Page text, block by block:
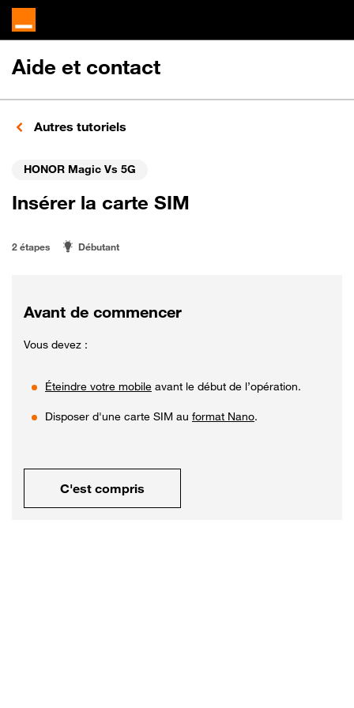
Aide et contact
Autres tutoriels
HONOR Magic Vs 5G
Insérer la carte SIM
2 étapes Débutant
Avant de commencer
Vous devez :
Éteindre votre mobile avant le début de l’opération.
Disposer d'une carte SIM au format Nano.
C'est compris